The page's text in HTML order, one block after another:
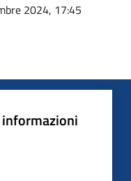
2024, 17:45
informazioni